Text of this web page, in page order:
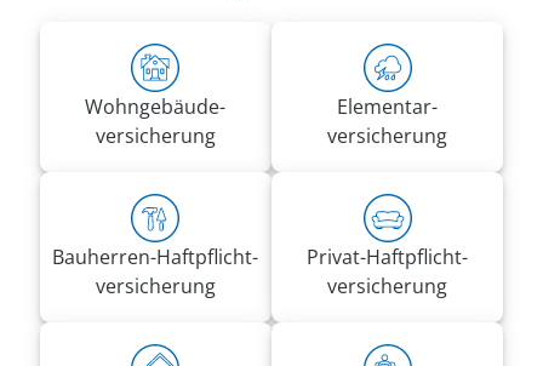
Wohn­gebäude­
versicherung
Elementar­
versicherung
Bauherren-Haft­pflicht­
versicherung
Privat-Haft­pflicht­
versicherung